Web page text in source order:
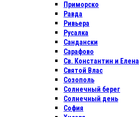
Приморско
Равда
Ривьера
Русалка
Сандански
Сарафово
Св. Константин и Елена
Святой Влас
Созополь
Солнечный берег
Солнечный день
София